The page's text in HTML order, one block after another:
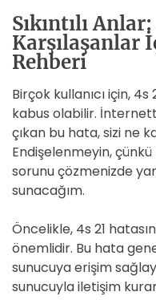
Sıkıntılı
Karşılaşanlar
Rehberi
Birçok kullanıcı için,
kabus olabilir.
çıkan bu hata, sizi ne
Endişelenmeyin, çünkü
sorunu çözmenizde
sunacağım.
Öncelikle, 4s 21
önemlidir. Bu hata
sunucuya erişim
sunucuyla iletişim